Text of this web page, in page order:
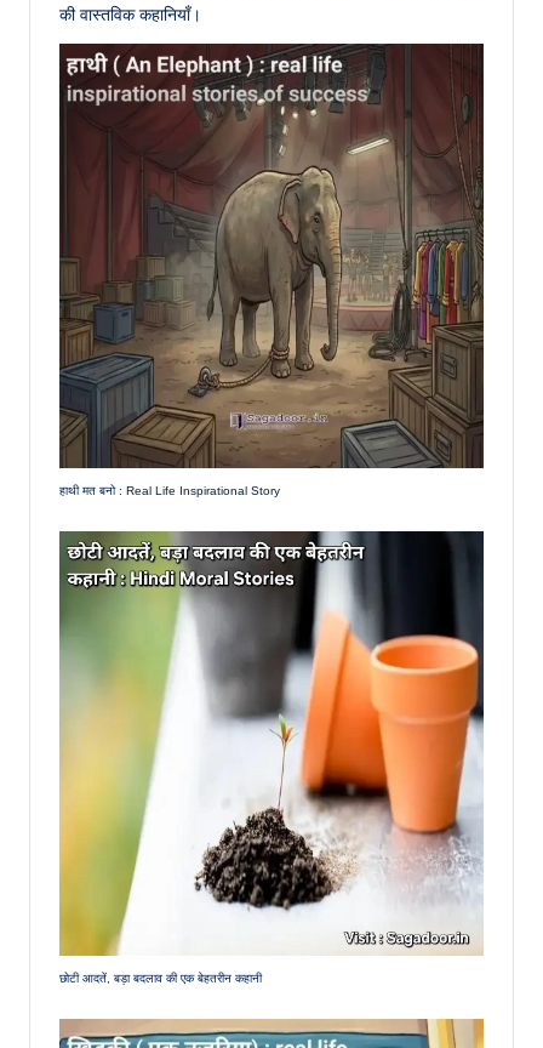
की वास्तविक कहानियाँ।
हाथी मत बनो : Real Life Inspirational Story
छोटी आदतें, बड़ा बदलाव की एक बेहतरीन कहानी